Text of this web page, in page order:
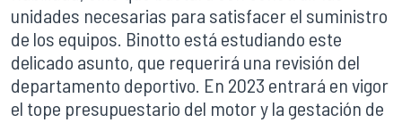
unidades necesarias para satisfacer el suministro
de los equipos. Binotto está estudiando este
delicado asunto, que requerirá una revisión del
departamento deportivo. En 2023 entrará en vigor
el tope presupuestario del motor y la gestación de